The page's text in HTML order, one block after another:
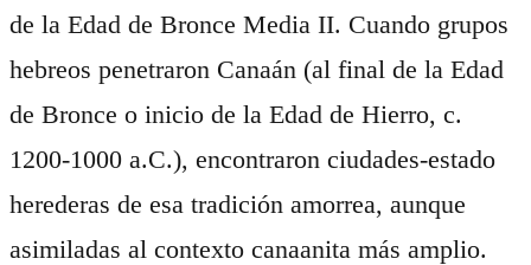
de la Edad de Bronce Media II. Cuando grupos
hebreos penetraron Canaán (al final de la Edad
de Bronce o inicio de la Edad de Hierro, c.
1200-1000 a.C.), encontraron ciudades-estado
herederas de esa tradición amorrea, aunque
asimiladas al contexto canaanita más amplio.